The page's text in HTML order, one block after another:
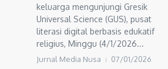
keluarga mengunjungi Gresik
Universal Science (GUS), pusat
literasi digital berbasis edukatif
religius, Minggu (4/1/2026...
Jurnal Media Nusa 07/01/2026